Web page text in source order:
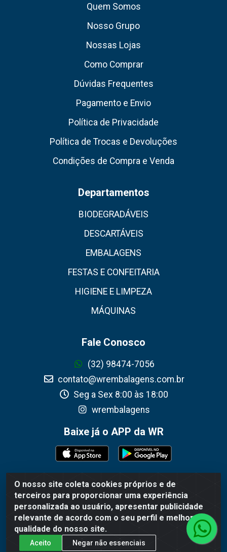
O nosso site coleta cookies próprios e de
terceiros para proporcionar uma experiência
personalizada ao usuário, apresentar publicidade
relevante de acordo com o seu perfil e melhorar a
qualidade do nosso site.
Aceito Negar não essenciais
Quem Somos
Nosso Grupo
Nossas Lojas
Como Comprar
Dúvidas Frequentes
Pagamento e Envio
Política de Privacidade
Política de Trocas e Devoluções
Condições de Compra e Venda
Departamentos
BIODEGRADÁVEIS
DESCARTÁVEIS
EMBALAGENS
FESTAS E CONFEITARIA
HIGIENE E LIMPEZA
MÁQUINAS
Fale Conosco
(32) 98474-7056
contato@wrembalagens.com.br
Seg a Sex 8:00 às 18:00
wrembalagens
Baixe já o APP da WR
WR Embalagens - R. Cel. Teodoro Gomes de Araújo, 1360 -
Grogotó - Barbacena / MG - CEP 36202-628 - CNPJ
02.692.206/0001-55